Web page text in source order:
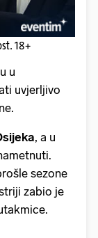
18+
u
uvjerljivo
, a u
sezone
zabio je